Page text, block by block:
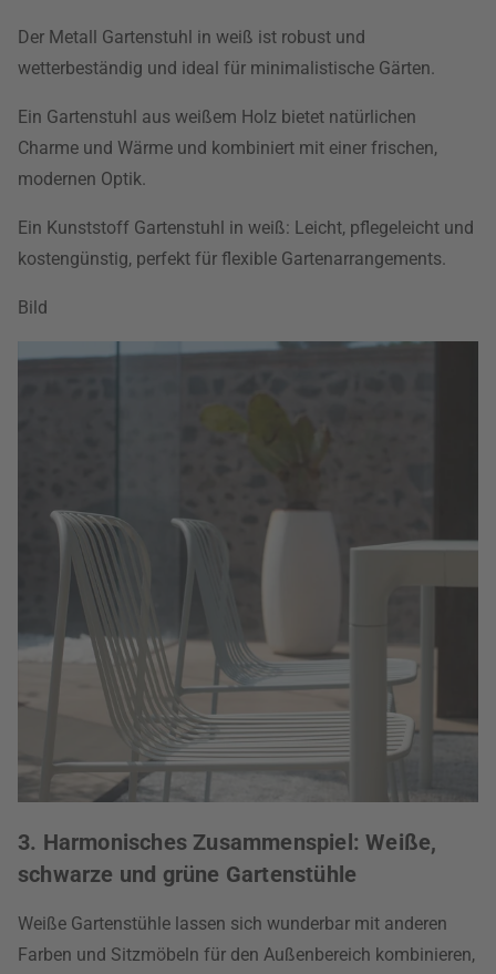
Der Metall Gartenstuhl in weiß ist robust und
wetterbeständig und ideal für minimalistische Gärten.
Ein Gartenstuhl aus weißem Holz bietet natürlichen
Charme und Wärme und kombiniert mit einer frischen,
modernen Optik.
Ein Kunststoff Gartenstuhl in weiß: Leicht, pflegeleicht und
kostengünstig, perfekt für flexible Gartenarrangements.
Bild
3. Harmonisches Zusammenspiel: Weiße,
schwarze und grüne Gartenstühle
Weiße Gartenstühle lassen sich wunderbar mit anderen
Farben und Sitzmöbeln für den Außenbereich kombinieren,